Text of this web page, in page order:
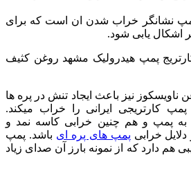
نشانگر خراب شدن ان است که برای
اشکال یابی شود.
پمپ هیدرولیک مشهد روغن کثیف
ناویسکوز نیز باعث ایجاد تنش در پره ها
کارتریجی ایرانی را خراب میکند.
به پمپ و هم چنین خرابی کاسه نمد و
دلایل خرابی پمپ های پره ای باشد. پمپ
هم دارد که از نمونه بارز آن صدای زیاد